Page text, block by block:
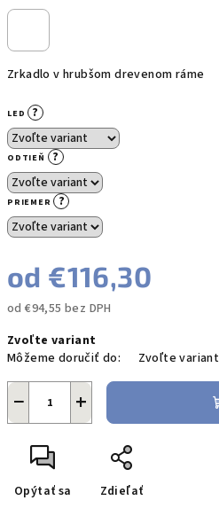
Zrkadlo v hrubšom drevenom ráme
LED ?
ODTIEŇ ?
PRIEMER ?
od €116,30
od€94,55 bez DPH
cena:
Zvoľte variant
Môžeme doručiť do:
Zvoľte variant
+
−
Opýtať sa Zdieľať